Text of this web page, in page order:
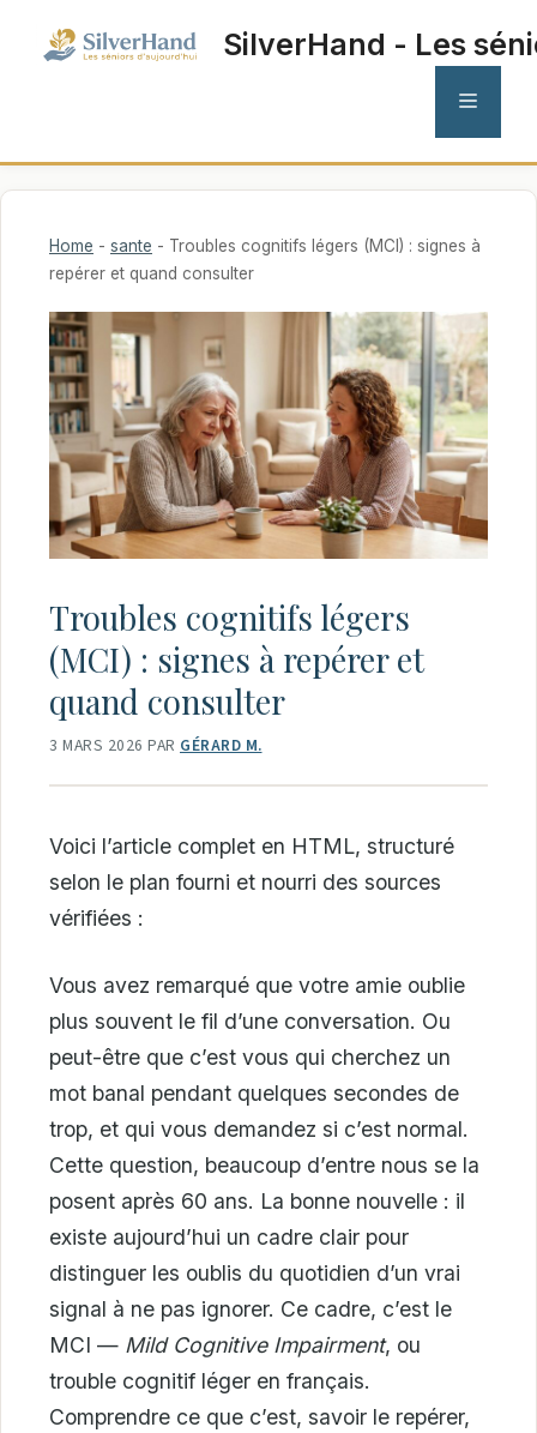
SilverHand - Les
MENU
Home - sante - Troubles cognitifs légers (MCI) : signes à
repérer et quand consulter
Troubles cognitifs légers
(MCI) : signes à repérer et
quand consulter
3 MARS 2026 PAR GÉRARD M.
Voici l’article complet en HTML, structuré
selon le plan fourni et nourri des sources
vérifiées :
Vous avez remarqué que votre amie oublie
plus souvent le fil d’une conversation. Ou
peut-être que c’est vous qui cherchez un
mot banal pendant quelques secondes de
trop, et qui vous demandez si c’est normal.
Cette question, beaucoup d’entre nous se la
posent après 60 ans. La bonne nouvelle : il
existe aujourd’hui un cadre clair pour
distinguer les oublis du quotidien d’un vrai
signal à ne pas ignorer. Ce cadre, c’est le
MCI — Mild Cognitive Impairment, ou
trouble cognitif léger en français.
Comprendre ce que c’est, savoir le repérer,